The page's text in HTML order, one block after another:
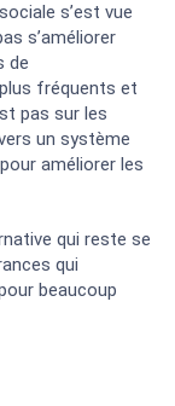
s’est vue
s’améliorer
de
fréquents et
pas sur les
un système
améliorer les
qui reste se
qui
beaucoup